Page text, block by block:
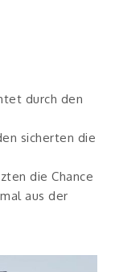
durch den
sicherten die
die Chance
aus der